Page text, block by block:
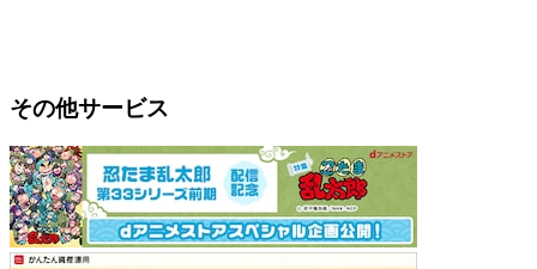
その他サービス